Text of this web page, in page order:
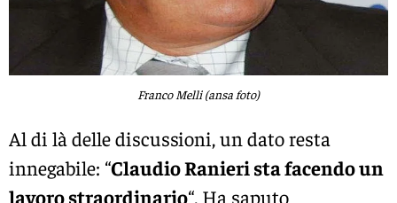
Franco Melli (ansa foto)
Al di là delle discussioni, un dato resta
innegabile: “Claudio Ranieri sta facendo un
lavoro straordinario“. Ha saputo